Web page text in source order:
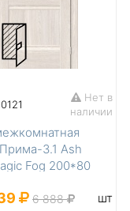
Нет в
наличии
3.1 Ash
Fog 200*80
6 888 шт